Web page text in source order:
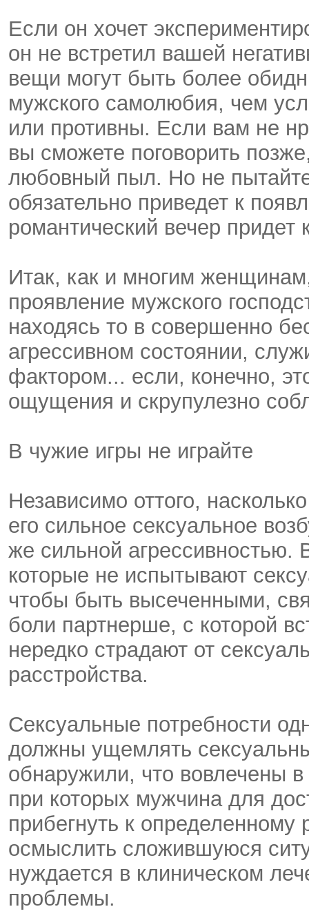
Если он хочет
он не встретил вашей
вещи могут быть более
мужского самолюбия, чем
или противны. Если вам не
вы сможете поговорить
любовный пыл. Но не
обязательно приведет к
романтический вечер
Итак, как и многим
проявление мужского
находясь то в совершенно
агрессивном состоянии,
фактором... если, конечно,
ощущения и скрупулезно
В чужие игры не играйте
Независимо оттого,
его сильное сексуальное
же сильной
которые не испытывают
чтобы быть высеченными,
боли партнерше, с которой
нередко страдают от
расстройства.
Сексуальные потребности
должны ущемлять
обнаружили, что вовлечены
при которых мужчина для
прибегнуть к
осмыслить сложившуюся
нуждается в клиническом
проблемы.